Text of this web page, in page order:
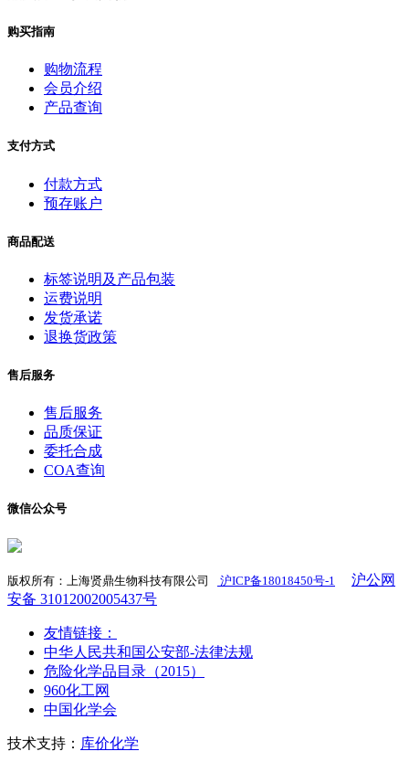
购买指南
购物流程
会员介绍
产品查询
支付方式
付款方式
预存账户
商品配送
标签说明及产品包装
运费说明
发货承诺
退换货政策
售后服务
售后服务
品质保证
委托合成
COA查询
微信公众号
版权所有：上海贤鼎生物科技有限公司 沪ICP备18018450号-1
沪公网
安备 31012002005437号
友情链接：
中华人民共和国公安部-法律法规
危险化学品目录（2015）
960化工网
中国化学会
技术支持： 库价化学